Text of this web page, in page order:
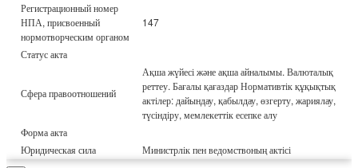
Регистрационный номер
НПА, присвоенный
нормотворческим органом
147
Статус акта
Сфера правоотношений
Ақша жүйесі және ақша айналымы. Валюталық
реттеу. Бағалы қағаздар Нормативтік құқықтық
актілер: дайындау, қабылдау, өзгерту, жариялау,
түсіндіру, мемлекеттік есепке алу
Форма акта
Юридическая сила
Министрлік пен ведомствоның актісі